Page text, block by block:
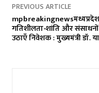
PREVIOUS ARTICLE
गतिशीलता-शांति और
उठाएँ निवेशक : मुख्यमंत्री डॉ.